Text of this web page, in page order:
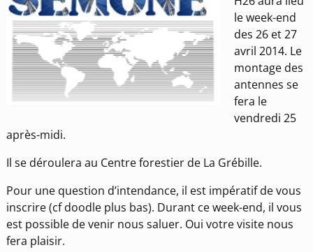
le week-end
des 26 et 27
avril 2014. Le
montage des
antennes se
fera le
vendredi 25
après-midi.
Il se déroulera au Centre forestier de La Grébille.
Pour une question d’intendance, il est impératif de vous
inscrire (cf doodle plus bas). Durant ce week-end, il vous
est possible de venir nous saluer. Oui votre visite nous
fera plaisir.